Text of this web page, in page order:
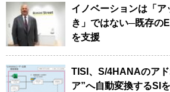
イノベーションは「ア
き」ではない─既存の
を支援
TISI、S/4HANAのア
ア”へ自動変換するSI